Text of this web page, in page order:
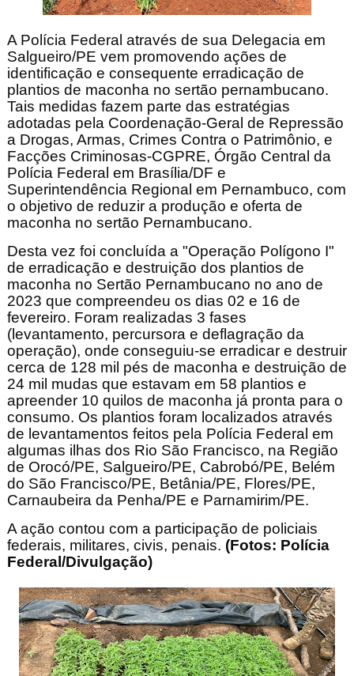
A Polícia Federal através de sua Delegacia em
Salgueiro/PE vem promovendo ações de
identificação e consequente erradicação de
plantios de maconha no sertão pernambucano.
Tais medidas fazem parte das estratégias
adotadas pela Coordenação-Geral de Repressão
a Drogas, Armas, Crimes Contra o Patrimônio, e
Facções Criminosas-CGPRE, Órgão Central da
Polícia Federal em Brasília/DF e
Superintendência Regional em Pernambuco, com
o objetivo de reduzir a produção e oferta de
maconha no sertão Pernambucano.
Desta vez foi concluída a "Operação Polígono I"
de erradicação e destruição dos plantios de
maconha no Sertão Pernambucano no ano de
2023 que compreendeu os dias 02 e 16 de
fevereiro. Foram realizadas 3 fases
(levantamento, percursora e deflagração da
operação), onde conseguiu-se erradicar e destruir
cerca de 128 mil pés de maconha e destruição de
24 mil mudas que estavam em 58 plantios e
apreender 10 quilos de maconha já pronta para o
consumo. Os plantios foram localizados através
de levantamentos feitos pela Polícia Federal em
algumas ilhas dos Rio São Francisco, na Região
de Orocó/PE, Salgueiro/PE, Cabrobó/PE, Belém
do São Francisco/PE, Betânia/PE, Flores/PE,
Carnaubeira da Penha/PE e Parnamirim/PE.
A ação contou com a participação de policiais
federais, militares, civis, penais. (Fotos: Polícia
Federal/Divulgação)